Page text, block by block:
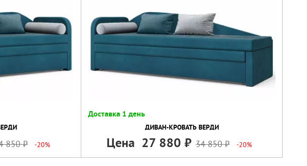
850 -20%
Доставка 1 день
ДИВАН-КРОВАТЬ ВЕРДИ
Цена 27 880 34 850 -20%